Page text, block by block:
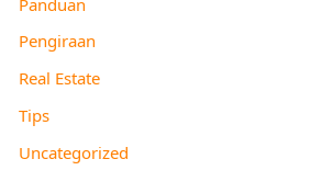
Pengiraan
Real Estate
Tips
Uncategorized